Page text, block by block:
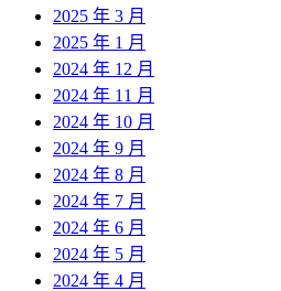
2025 年 3 月
2025 年 1 月
2024 年 12 月
2024 年 11 月
2024 年 10 月
2024 年 9 月
2024 年 8 月
2024 年 7 月
2024 年 6 月
2024 年 5 月
2024 年 4 月